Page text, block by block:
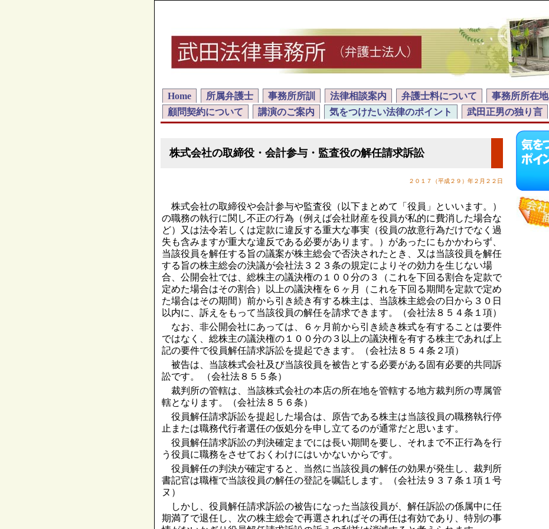
Home 所属弁護士 事務所所訓 法律相談案内 弁護士料について 事務所所在地
顧問契約について
講演のご案内 気をつけたい法律のポイント 武田正男の独り言
株式会社の取締役・会計参与・監査役の解任請求訴訟
２０１７（平成２９）年２月２２日
株式会社の取締役や会計参与や監査役（以下まとめて「役員」といいます。）
の職務の執行に関し不正の行為（例えば会社財産を役員が私的に費消した場合な
ど）又は法令若しくは定款に違反する重大な事実（役員の故意行為だけでなく過
失も含みますが重大な違反である必要があります。）があったにもかかわらず、
当該役員を解任する旨の議案が株主総会で否決されたとき、又は当該役員を解任
する旨の株主総会の決議が会社法３２３条の規定によりその効力を生じない場
合、公開会社では、総株主の議決権の１００分の３（これを下回る割合を定款で
定めた場合はその割合）以上の議決権を６ヶ月（これを下回る期間を定款で定め
た場合はその期間）前から引き続き有する株主は、当該株主総会の日から３０日
以内に、訴えをもって当該役員の解任を請求できます。（会社法８５４条１項）
なお、非公開会社にあっては、６ヶ月前から引き続き株式を有することは要件
ではなく、総株主の議決権の１００分の３以上の議決権を有する株主であれば上
記の要件で役員解任請求訴訟を提起できます。（会社法８５４条２項）
被告は、当該株式会社及び当該役員を被告とする必要がある固有必要的共同訴
訟です。 （会社法８５５条）
裁判所の管轄は、当該株式会社の本店の所在地を管轄する地方裁判所の専属管
轄となります。（会社法８５６条）
役員解任請求訴訟を提起した場合は、原告である株主は当該役員の職務執行停
止または職務代行者選任の仮処分を申し立てるのが通常だと思います。
役員解任請求訴訟の判決確定までには長い期間を要し、それまで不正行為を行
う役員に職務をさせておくわけにはいかないからです。
役員解任の判決が確定すると、当然に当該役員の解任の効果が発生し、裁判所
書記官は職権で当該役員の解任の登記を嘱託します。（会社法９３７条１項１号
ヌ）
しかし、役員解任請求訴訟の被告になった当該役員が、解任訴訟の係属中に任
期満了で退任し、次の株主総会で再選されればその再任は有効であり、特別の事